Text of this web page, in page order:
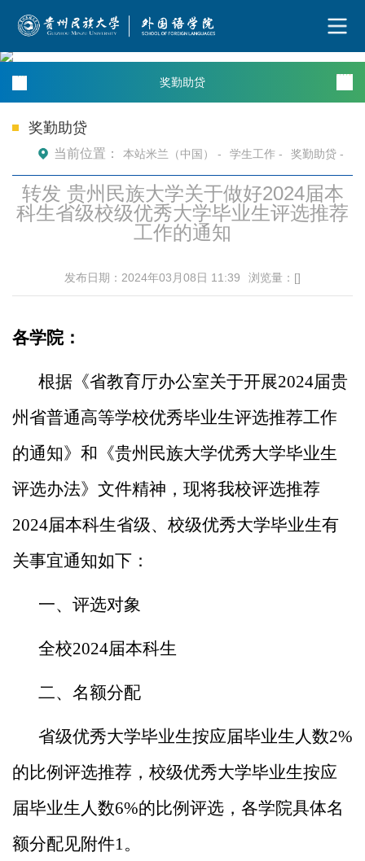
奖勤助贷
奖勤助贷
当前位置： 本站米兰（中国） - 学生工作 - 奖勤助贷 -
转发 贵州民族大学关于做好2024届本
科生省级校级优秀大学毕业生评选推荐
工作的通知
发布日期：2024年03月08日 11:39 浏览量：[]
各学院：
根据《省教育厅办公室关于开展2024届贵
州省普通高等学校优秀毕业生评选推荐工作
的通知》和《贵州民族大学优秀大学毕业生
评选办法》文件精神，现将我校评选推荐
2024届本科生省级、校级优秀大学毕业生有
关事宜通知如下：
一、评选对象
全校2024届本科生
二、名额分配
省级优秀大学毕业生按应届毕业生人数2%
的比例评选推荐 ，校级优秀大学毕业生按应
届毕业生人数6%的比例评选，各学院具体名
额分配见附件1。